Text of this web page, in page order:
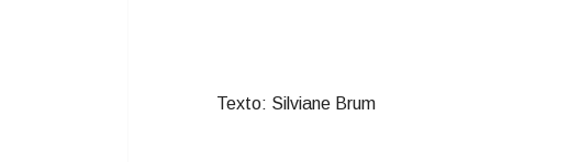
Texto: Silviane Brum